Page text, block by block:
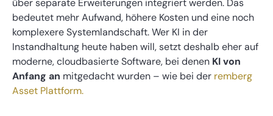
über separate Erweiterungen integriert werden. Das
bedeutet mehr Aufwand, höhere Kosten und eine noch
komplexere Systemlandschaft. Wer KI in der
Instandhaltung heute haben will, setzt deshalb eher auf
moderne, cloudbasierte Software, bei denen KI von
Anfang an mitgedacht wurden – wie bei der remberg
Asset Plattform.